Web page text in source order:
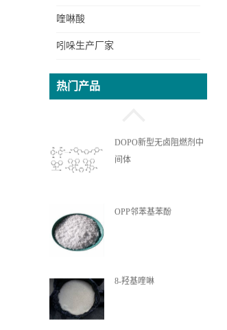
喹啉酸
吲哚生产厂家
热门产品
OPPEA苯基苯酚乙氧基丙
DOPO新型无卤阻燃剂中
间体
OPP邻苯基苯酚
8-羟基喹啉